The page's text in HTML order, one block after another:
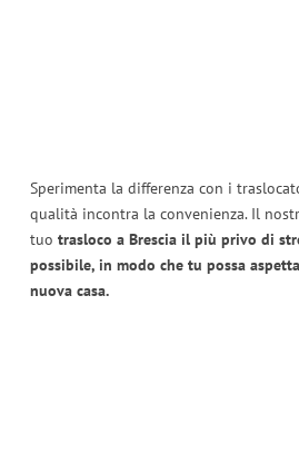
Sperimenta la differenza con i
qualità incontra la convenienza. Il
tuo trasloco a Brescia il più privo di
possibile, in modo che tu possa
nuova casa.